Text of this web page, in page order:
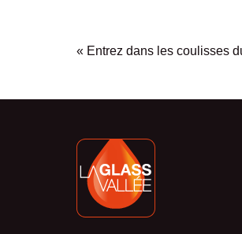
« Entrez dans les coulisses